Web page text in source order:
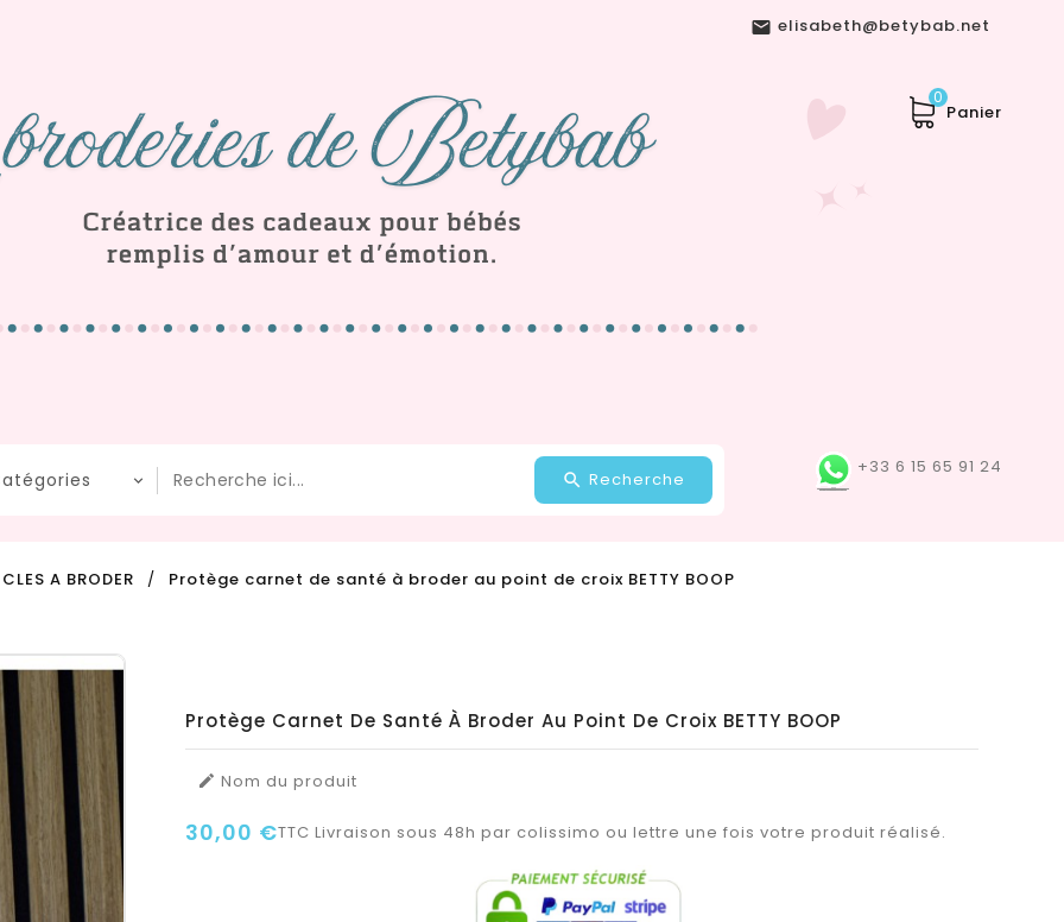
 elisabeth@betybab.net
Panier
0
+33 6 15 65 91 24
Recherche
A BRODER Protège carnet de santé à broder au point de croix BETTY BOOP
Protège Carnet De Santé À Broder Au Point De Croix BETTY BOOP
 Nom du produit
30,00 €TTC Livraison sous 48h par colissimo ou lettre une fois votre produit réalisé.